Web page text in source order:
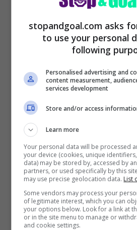
stopandgoal.com asks
to use your personal
following
Personalised advertising and
content measurement,
services development
Store and/or access
Learn more
Your personal data will be processed
your device (cookies, unique
data) may be stored by, accessed by
partners, or used specifically by this
may use precise geolocation data. List
Some vendors may process your
of legitimate interest, which you can
your options below. Look for a link at
or in the site menu to manage or
and cookie settings.